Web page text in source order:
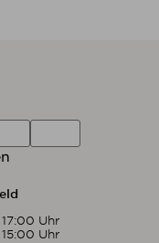
Uhr
Uhr